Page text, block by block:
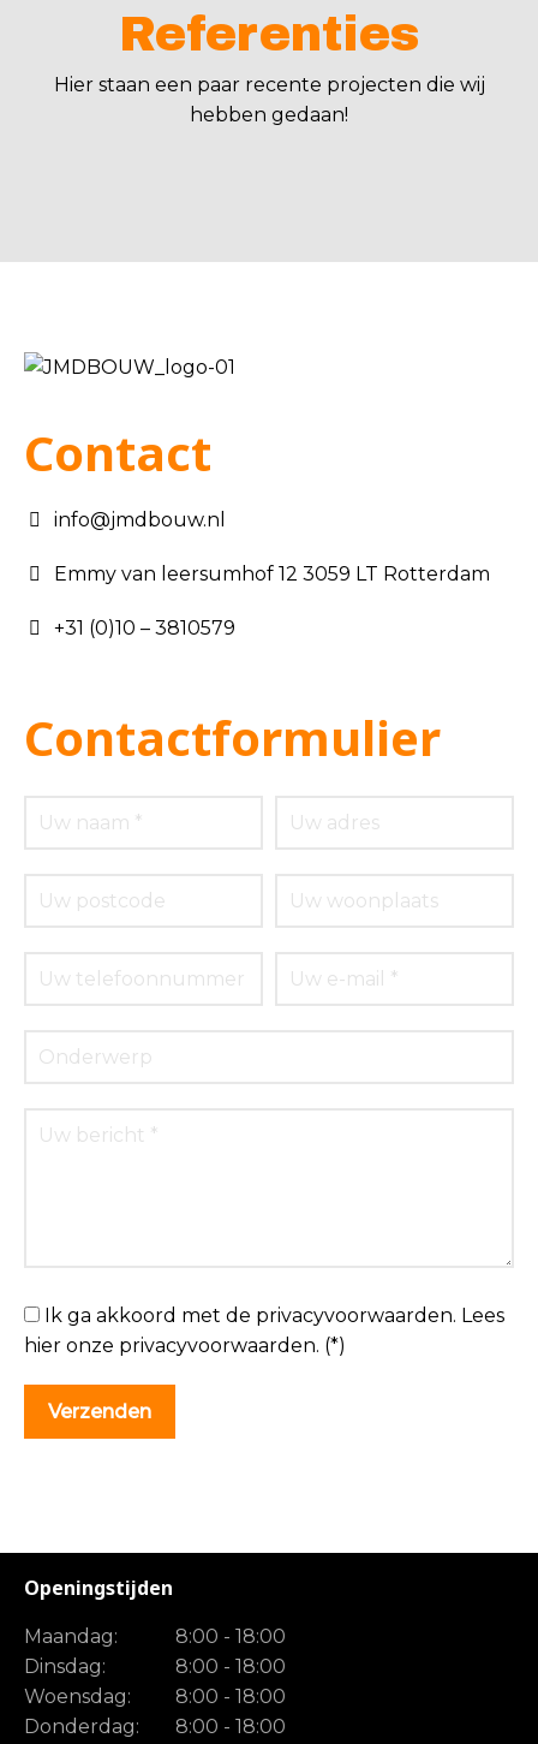
Referenties
Hier staan een paar recente projecten die wij
hebben gedaan!
Contact
info@jmdbouw.nl
Emmy van leersumhof 12 3059 LT Rotterdam
+31 (0)10 – 3810579
Contactformulier
Ik ga akkoord met de privacyvoorwaarden. Lees
hier onze privacyvoorwaarden. (*)
Openingstijden
Maandag:
8:00 - 18:00
Dinsdag:
8:00 - 18:00
Woensdag:
8:00 - 18:00
Donderdag:
8:00 - 18:00